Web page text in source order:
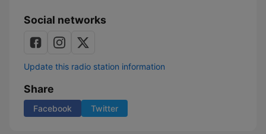
Social networks
Update this radio station information
Share
Facebook Twitter